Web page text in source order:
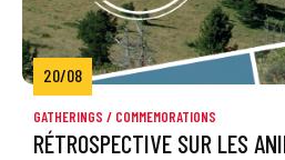
20/08
GATHERINGS / COMMEMORATIONS
RÉTROSPECTIVE SUR LES